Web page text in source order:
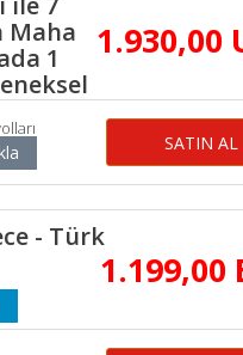
Maha
1
1.930,00
SATIN AL
- Türk
1.199,00